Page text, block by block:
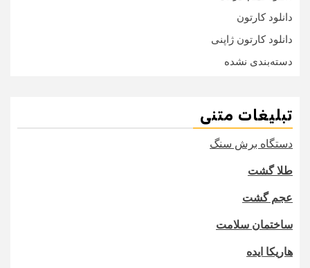
دانلود کارتون
دانلود کارتون ژاپنی
دسته‌بندی نشده
تبلیغات متنی
دستگاه برش سنگ
طلا گشت
عجم گشت
ساختمان سلامت
هاریکا ایده